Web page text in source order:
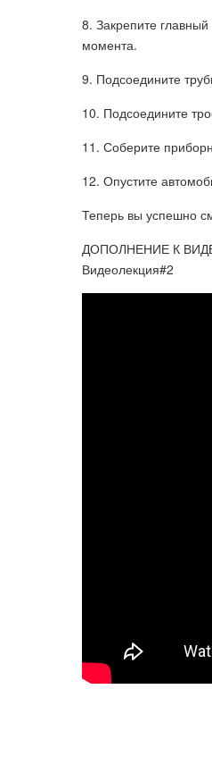
8. Закрепите
момента.
9. Подсоедините
10. Подсоедините
11. Соберите
12. Опустите
Теперь вы успешно
ДОПОЛНЕНИЕ К
Видеолекция#2